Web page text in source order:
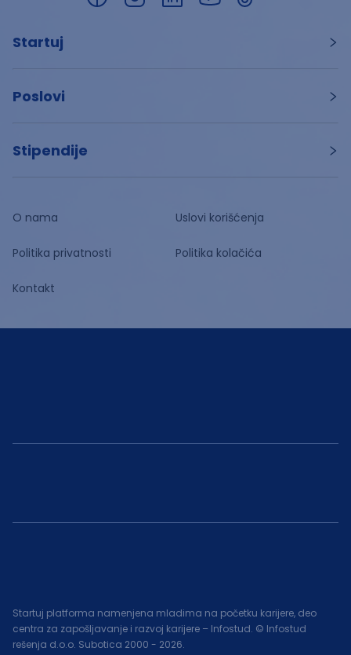
Startuj
Poslovi
Stipendije
O nama Uslovi korišćenja
Politika privatnosti Politika kolačića
Kontakt
Startuj platforma namenjena mladima na početku karijere, deo
centra za zapošljavanje i razvoj karijere – Infostud. © Infostud
rešenja d.o.o. Subotica 2000 - 2026.